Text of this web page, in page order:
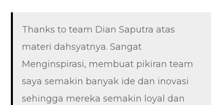
Thanks to team Dian Saputra atas
materi dahsyatnya. Sangat
Menginspirasi, membuat pikiran team
saya semakin banyak ide dan inovasi
sehingga mereka semakin loyal dan